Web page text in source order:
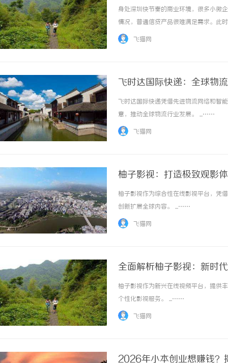
身处深圳快节奏的商业环境，很多小微
情况，普通信贷产品很难满足需求。此
利率更优惠，是大额短期资金周转的靠
飞猫网
飞时达国际快递：全球物
飞时达国际快递凭借先进物流网络和智
意，推动全球物流行业发展。 ...……
飞猫网
柚子影视：打造极致观影
柚子影视作为综合性在线影视平台，凭
创新扩展全球内容。 ...……
飞猫网
全面解析柚子影视：新时
柚子影视作为新兴在线视频平台，提供
个性化影视服务。 ...……
飞猫网
2026年小本创业想赚钱？